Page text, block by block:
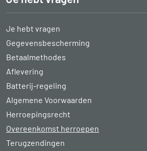
Je hebt vragen
Gegevensbescherming
Betaalmethodes
Aflevering
Batterij-regeling
Algemene Voorwaarden
Herroepingsrecht
Overeenkomst herroepen
Terugzendingen